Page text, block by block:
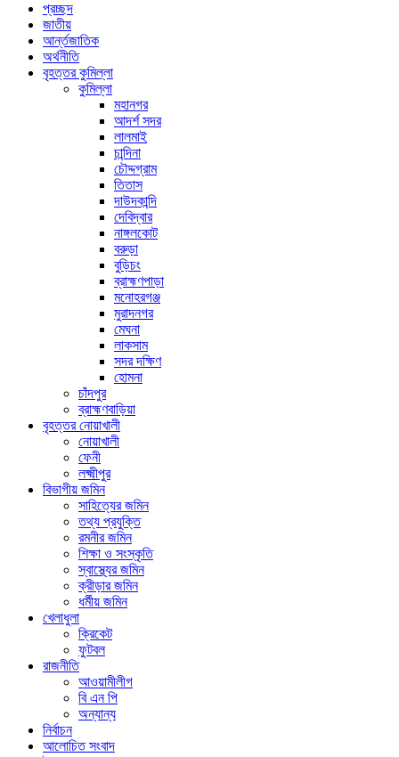
প্রচ্ছদ
জাতীয়
আর্ন্তজাতিক
অর্থনীতি
বৃহত্তর কুমিল্লা
কুমিল্লা
মহানগর
আদর্শ সদর
লালমাই
চান্দিনা
চৌদ্দগ্রাম
তিতাস
দাউদকান্দি
দেবিদ্বার
নাঙ্গলকোট
বরুড়া
বুড়িচং
ব্রাহ্মণপাড়া
মনোহরগঞ্জ
মুরাদনগর
মেঘনা
লাকসাম
সদর দক্ষিণ
হোমনা
চাঁদপুর
ব্রাহ্মণবাড়িয়া
বৃহত্তর নোয়াখালী
নোয়াখালী
ফেনী
লক্ষ্মীপুর
বিভাগীয় জমিন
সাহিত্যের জমিন
তথ্য প্রযুক্তি
রমনীর জমিন
শিক্ষা ও সংস্কৃতি
স্বাস্থ্যের জমিন
ক্রীড়ার জমিন
ধর্মীয় জমিন
খেলাধুলা
ক্রিকেট
ফুটবল
রাজনীতি
আওয়ামীলীগ
বি এন পি
অন্যান্য
নির্বাচন
আলোচিত সংবাদ